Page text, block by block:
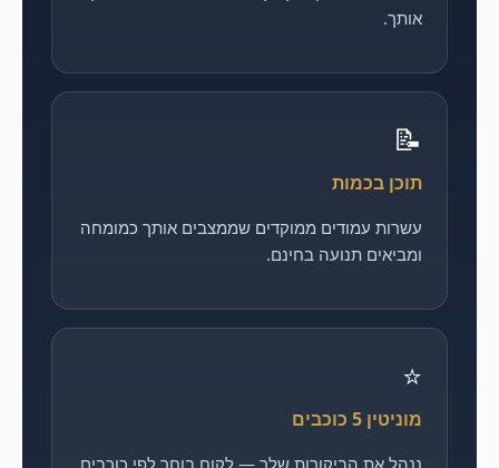
אותך.
📝
תוכן בכמות
עשרות עמודים ממוקדים שממצבים אותך כמומחה
ומביאים תנועה בחינם.
⭐
מוניטין 5 כוכבים